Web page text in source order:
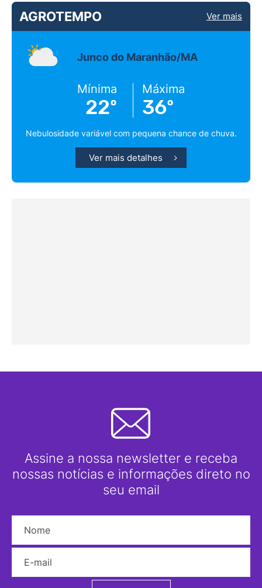
AGROTEMPO Ver mais
Junco do Maranhão/MA
Mínima
22º
Máxima
36º
Nebulosidade variável com pequena chance de chuva.
Ver mais detalhes
Assine a nossa newsletter e receba
nossas notícias e informações direto no
seu email